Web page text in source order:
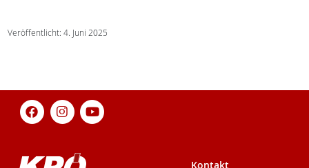
Veröffentlicht: 4. Juni 2025
Kontakt